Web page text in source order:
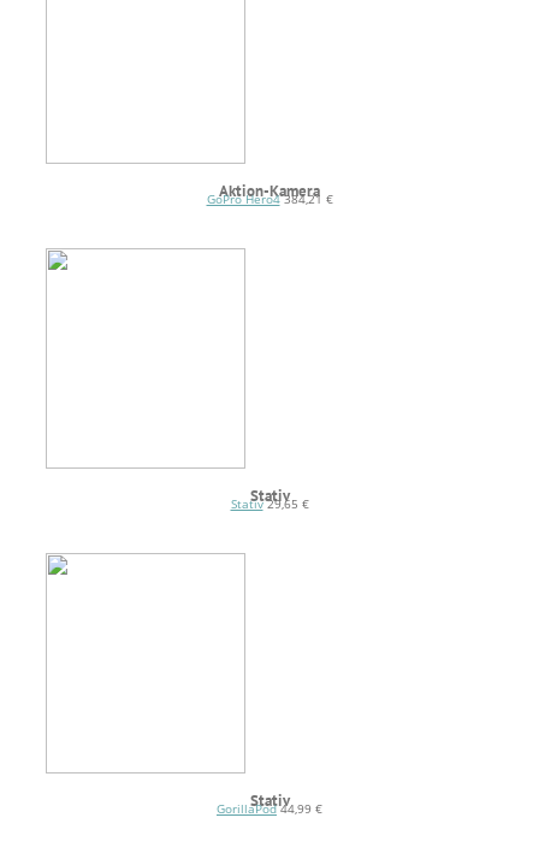
Aktion-Kamera
GoPro Hero4384,21 €
Stativ
Stativ29,65 €
Stativ
GorillaPod44,99 €